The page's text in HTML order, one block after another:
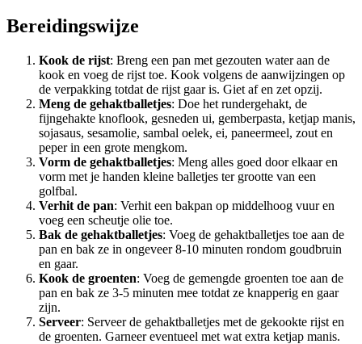
Bereidingswijze
Kook de rijst: Breng een pan met gezouten water aan de
kook en voeg de rijst toe. Kook volgens de aanwijzingen op
de verpakking totdat de rijst gaar is. Giet af en zet opzij.
Meng de gehaktballetjes: Doe het rundergehakt, de
fijngehakte knoflook, gesneden ui, gemberpasta, ketjap manis,
sojasaus, sesamolie, sambal oelek, ei, paneermeel, zout en
peper in een grote mengkom.
Vorm de gehaktballetjes: Meng alles goed door elkaar en
vorm met je handen kleine balletjes ter grootte van een
golfbal.
Verhit de pan: Verhit een bakpan op middelhoog vuur en
voeg een scheutje olie toe.
Bak de gehaktballetjes: Voeg de gehaktballetjes toe aan de
pan en bak ze in ongeveer 8-10 minuten rondom goudbruin
en gaar.
Kook de groenten: Voeg de gemengde groenten toe aan de
pan en bak ze 3-5 minuten mee totdat ze knapperig en gaar
zijn.
Serveer: Serveer de gehaktballetjes met de gekookte rijst en
de groenten. Garneer eventueel met wat extra ketjap manis.